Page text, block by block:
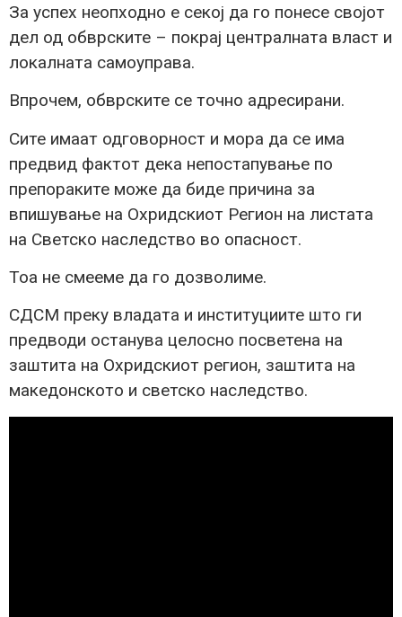
За успех неопходно е секој да го понесе својот
дел од обврските – покрај централната власт и
локалната самоуправа.
Впрочем, обврските се точно адресирани.
Сите имаат одговорност и мора да се има
предвид фактот дека непостапување по
препораките може да биде причина за
впишување на Охридскиот Регион на листата
на Светско наследство во опасност.
Тоа не смееме да го дозволиме.
СДСМ преку владата и институциите што ги
предводи останува целосно посветена на
заштита на Охридскиот регион, заштита на
македонското и светско наследство.